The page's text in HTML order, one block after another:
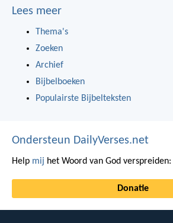
Lees meer
Thema's
Zoeken
Archief
Bijbelboeken
Populairste Bijbelteksten
Ondersteun DailyVerses.net
Help mij het Woord van God verspreiden:
Donatie